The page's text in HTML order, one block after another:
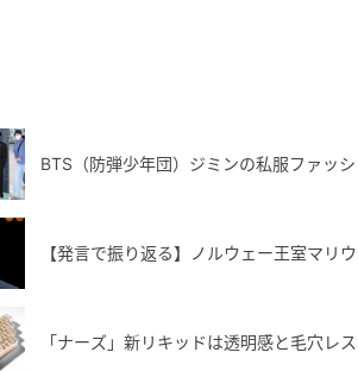
BTS（防弾少年団）ジミンの私服ファッ
【発言で振り返る】ノルウェー王室マリ
「ナーズ」新リキッドは透明感と毛穴レ